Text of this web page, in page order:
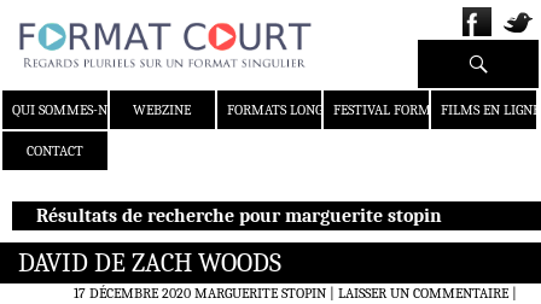
QUI SOMMES-NOUS ?WEBZINE FORMATS LONGS FESTIVAL FORMAT COURT
FILMS EN LIGNE
CONTACT
Recherche
Résultats de recherche pour marguerite stopin
DAVID DE ZACH WOODS
17 DÉCEMBRE 2020 MARGUERITE STOPIN LAISSER UN COMMENTAIRE|